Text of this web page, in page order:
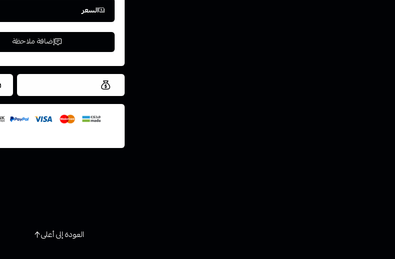
السعر
إضافة ملاحظة
العروض والشحن مجاني
العودة إلى أعلى